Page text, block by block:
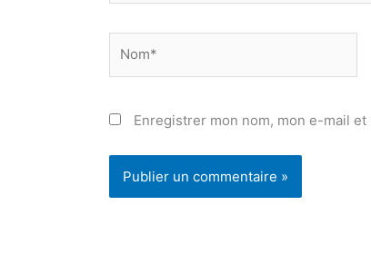
Enregistrer mon nom, mon e-mail